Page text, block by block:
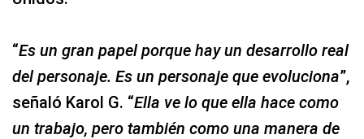
“Es un gran papel porque hay un desarrollo real
del personaje. Es un personaje que evoluciona”,
señaló Karol G. “Ella ve lo que ella hace como
un trabajo, pero también como una manera de